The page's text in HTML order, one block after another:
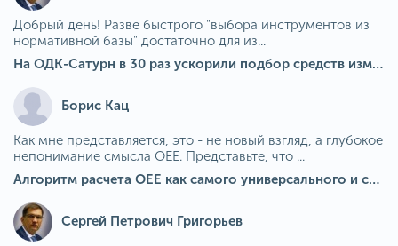
Добрый день! Разве быстрого "выбора инструментов из
нормативной базы" достаточно для из...
На ОДК-Сатурн в 30 раз ускорили подбор средств измерения для контроля качества продукции
Борис Кац
Как мне представляется, это - не новый взгляд, а глубокое
непонимание смысла OEE. Представьте, что ...
Алгоритм расчета ОЕЕ как самого универсального и современного показателя эффективности оборудования в мире
Сергей Петрович Григорьев